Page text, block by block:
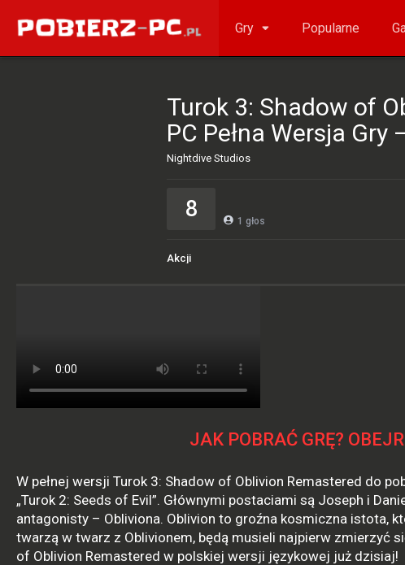
Gry Popularne
Turok 3: Shadow of
PC Pełna Wersja
Nightdive Studios
8 1 głos
Akcji
JAK POBRAĆ GRĘ?
W pełnej wersji Turok 3: Shadow of Oblivion Remastered do
„Turok 2: Seeds of Evil”. Głównymi postaciami są Joseph i
antagonisty – Obliviona. Oblivion to groźna kosmiczna istota,
twarzą w twarz z Oblivionem, będą musieli najpierw zmierzyć
of Oblivion Remastered w polskiej wersji językowej już dzisiaj!